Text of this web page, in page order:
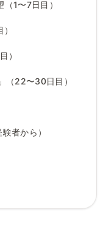
1〜7日目）
）
（22〜30日目）
者から）